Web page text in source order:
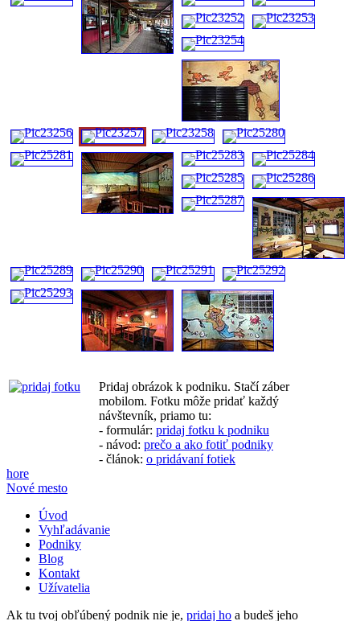
Pridaj obrázok k podniku. Stačí záber
mobilom. Fotku môže pridať každý
návštevník, priamo tu:
- formulár: pridaj fotku k podniku
- návod: prečo a ako fotiť podniky
- článok: o pridávaní fotiek
hore
Nové mesto
Úvod
Vyhľadávanie
Podniky
Blog
Kontakt
Užívatelia
Ak tu tvoj obľúbený podnik nie je, pridaj ho a budeš jeho